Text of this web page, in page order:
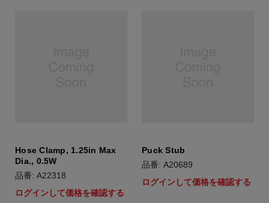
Hose Clamp, 1.25in Max
Dia., 0.5W
品番: A22318
ログインして価格を確認する
Puck Stub
品番: A20689
ログインして価格を確認する